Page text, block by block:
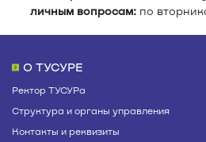
личным вопросам: по
О ТУСУРЕ
Ректор ТУСУРа
Структура и органы управления
Контакты и реквизиты